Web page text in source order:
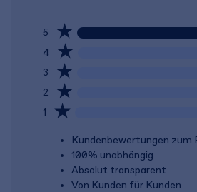
5
4
3
2
1
Kundenbewertungen zum
100% unabhängig
Absolut transparent
Von Kunden für Kunden